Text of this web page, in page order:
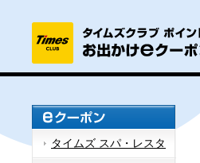
タイムズ スパ・レスタ